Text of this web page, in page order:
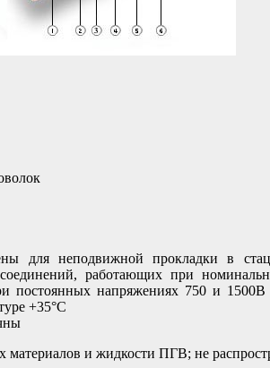
неподвижной прокладки в
работающих при
постоянных напряжениях 750 и
+35°С
и жидкости ПГВ; не